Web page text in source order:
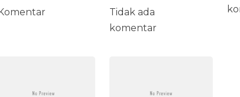
Tidak ada
komentar